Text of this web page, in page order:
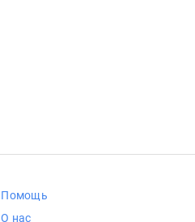
Помощь
О нас